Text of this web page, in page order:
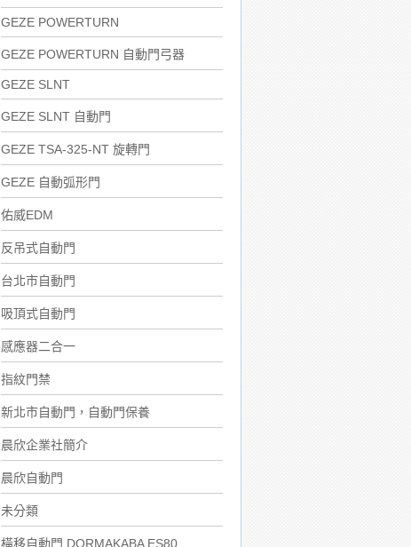
GEZE POWERTURN
GEZE POWERTURN 自動門弓器
GEZE SLNT
GEZE SLNT 自動門
GEZE TSA-325-NT 旋轉門
GEZE 自動弧形門
佑威EDM
反吊式自動門
台北市自動門
吸頂式自動門
感應器二合一
指紋門禁
新北市自動門，自動門保養
晨欣企業社簡介
晨欣自動門
未分類
橫移自動門 DORMAKABA ES80